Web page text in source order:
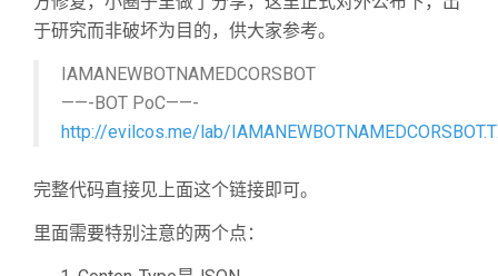
于研究而非破坏为目的，供大家参考。
IAMANEWBOTNAMEDCORSBOT
——-BOT PoC——-
http://evilcos.me/lab/
完整代码直接见上面这个链接即可。
里面需要特别注意的两个点：